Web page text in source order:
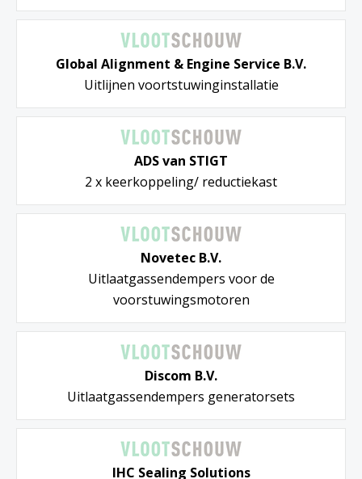
Global Alignment & Engine Service B.V.
Uitlijnen voortstuwinginstallatie
ADS van STIGT
2 x keerkoppeling/ reductiekast
Novetec B.V.
Uitlaatgassendempers voor de
voorstuwingsmotoren
Discom B.V.
Uitlaatgassendempers generatorsets
IHC Sealing Solutions